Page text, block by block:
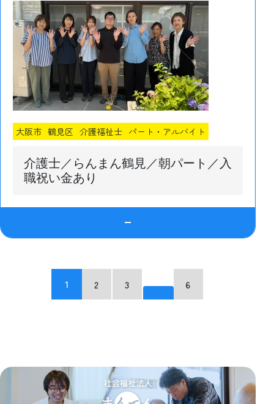
大阪市 鶴見区 介護福祉士 パート・アルバイト
介護士／らんまん鶴見／朝パート／入
職祝い金あり
1 2
3
…
6